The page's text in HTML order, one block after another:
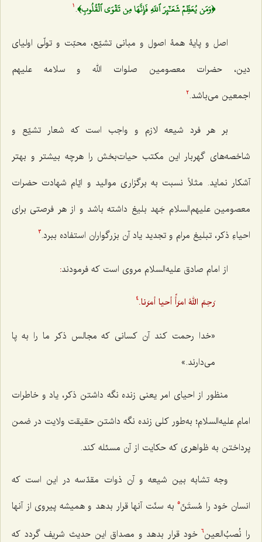
﴿وَمَن يُعَظِّمۡ شَعَـٰٓئِرَ ٱللَهِ فَإِنَّهَا مِن تَقۡوَى ٱلۡقُلُوبِ﴾.
1
اصل و پایۀ همۀ اصول و مبانی تشیّع، محبّت و تولّی اولیای
دین، حضرات معصومین صلوات الله و سلامه علیهم
اجمعین می‌باشد.2
بر هر فرد شیعه لازم و واجب است که شعار تشیّع و
شاخصه‌های گهربار این مکتب حیات‌بخش را هرچه بیشتر و بهتر
آشکار نماید. مثلاً نسبت به برگزاری موالید و ایّام شهادت حضرات
معصومین علیهم‌السلام جَهد بلیغ داشته باشد و از هر فرصتی برای
احیاءِ ذکر، تبلیغ مرام و تجدید یاد آن بزرگواران استفاده ببرد.3
از امام صادق علیه‌السلام مروی است که فرمودند:
رَحِمَ اللهُ امرَأً أحيا أمرَنا.4
«خدا رحمت کند آن کسانی که مجالس ذکر ما را به پا
می‌دارند.»
منظور از احيای امر يعنى زنده نگه داشتن ذكر، ياد و خاطرات
امام عليه‌السلام؛ به‌طور كلى زنده نگه‌ داشتن حقيقت ولايت در ضمن
پرداختن به ظواهرى كه حكايت از آن مسئله كند.
وجه تشابه بين شيعه و آن ذوات مقدّسه در اين است كه
انسان خود را مُستَنّ5به سنّت آنها قرار بدهد و هميشه پيروى از آنها
را نُصبُ‌العين6خود قرار بدهد و مصداق این حدیث شریف گردد که